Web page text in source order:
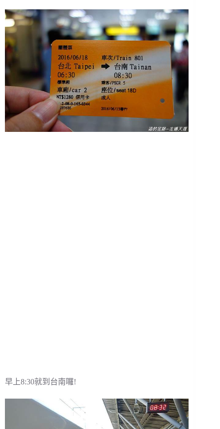
早上8:30就到台南囉!